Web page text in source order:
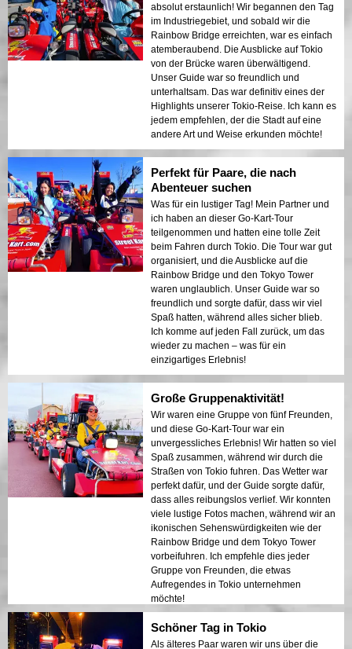
absolut erstaunlich! Wir begannen den Tag
im Industriegebiet, und sobald wir die
Rainbow Bridge erreichten, war es einfach
atemberaubend. Die Ausblicke auf Tokio
von der Brücke waren überwältigend.
Unser Guide war so freundlich und
unterhaltsam. Das war definitiv eines der
Highlights unserer Tokio-Reise. Ich kann es
jedem empfehlen, der die Stadt auf eine
andere Art und Weise erkunden möchte!
Perfekt für Paare, die nach
Abenteuer suchen
Was für ein lustiger Tag! Mein Partner und
ich haben an dieser Go-Kart-Tour
teilgenommen und hatten eine tolle Zeit
beim Fahren durch Tokio. Die Tour war gut
organisiert, und die Ausblicke auf die
Rainbow Bridge und den Tokyo Tower
waren unglaublich. Unser Guide war so
freundlich und sorgte dafür, dass wir viel
Spaß hatten, während alles sicher blieb.
Ich komme auf jeden Fall zurück, um das
wieder zu machen – was für ein
einzigartiges Erlebnis!
Große Gruppenaktivität!
Wir waren eine Gruppe von fünf Freunden,
und diese Go-Kart-Tour war ein
unvergessliches Erlebnis! Wir hatten so viel
Spaß zusammen, während wir durch die
Straßen von Tokio fuhren. Das Wetter war
perfekt dafür, und der Guide sorgte dafür,
dass alles reibungslos verlief. Wir konnten
viele lustige Fotos machen, während wir an
ikonischen Sehenswürdigkeiten wie der
Rainbow Bridge und dem Tokyo Tower
vorbeifuhren. Ich empfehle dies jeder
Gruppe von Freunden, die etwas
Aufregendes in Tokio unternehmen
möchte!
Schöner Tag in Tokio
Als älteres Paar waren wir uns über die